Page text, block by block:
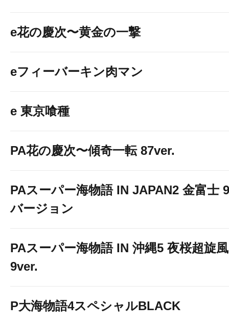
e花の慶次〜黄金の一撃
eフィーバーキン肉マン
e 東京喰種
PA花の慶次〜傾奇一転 87ver.
PAスーパー海物語 IN JAPAN2 金富士
バージョン
PAスーパー海物語 IN 沖縄5 夜桜超旋
9ver.
P大海物語4スペシャルBLACK